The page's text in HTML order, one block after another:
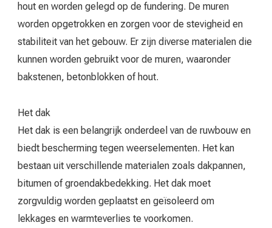
hout en worden gelegd op de fundering. De muren
worden opgetrokken en zorgen voor de stevigheid en
stabiliteit van het gebouw. Er zijn diverse materialen die
kunnen worden gebruikt voor de muren, waaronder
bakstenen, betonblokken of hout.
Het dak
Het dak is een belangrijk onderdeel van de ruwbouw en
biedt bescherming tegen weerselementen. Het kan
bestaan uit verschillende materialen zoals dakpannen,
bitumen of groendakbedekking. Het dak moet
zorgvuldig worden geplaatst en geïsoleerd om
lekkages en warmteverlies te voorkomen.